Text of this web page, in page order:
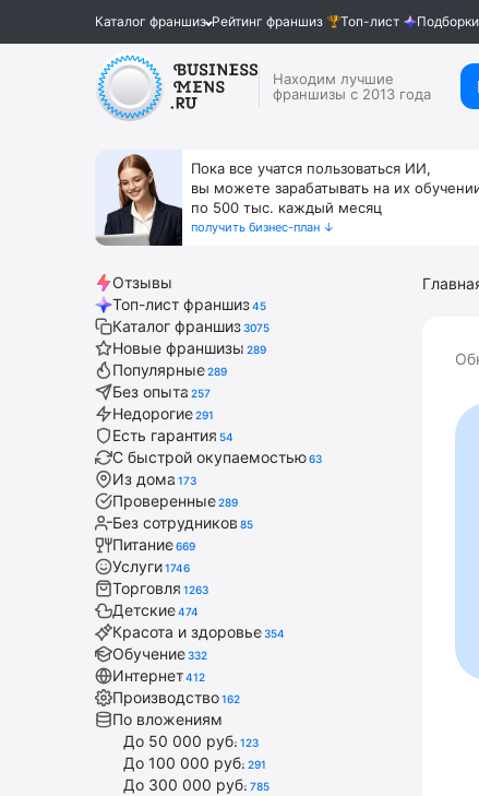
Каталог франшиз Рейтинг франшиз Топ-лист
Находим лучшие
франшизы с 2013 года
Пока все учатся пользоваться ИИ,
вы можете зарабатывать на их
по 500 тыс. каждый месяц
получить бизнес-план ↓
Отзывы
Топ-лист франшиз45
Каталог франшиз3075
Новые франшизы 289
Популярные289
Без опыта 257
Недорогие291
Есть гарантия 54
С быстрой окупаемостью63
Из дома 173
Проверенные289
Без сотрудников 85
Питание669
Услуги1746
Торговля 1263
Детские474
Красота и здоровье354
Обучение332
Интернет412
Производство162
По вложениям
До 50 000 руб. 123
До 100 000 руб. 291
До 300 000 руб. 785